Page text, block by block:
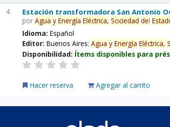
4. Estación transformadora San Antonio
porAgua y Energía Eléctrica, Sociedad del
Idioma:Español
Editor:Buenos Aires:Agua y Energía Eléctrica,
Disponibilidad: Ítems disponibles para
Hacer reserva Agregar al carrito